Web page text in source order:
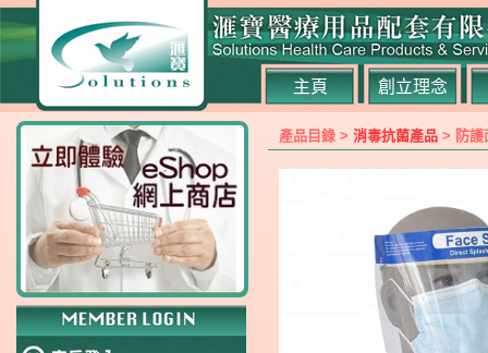
主頁 創立理念
產品目錄 > 消毒抗菌產品 > 防護